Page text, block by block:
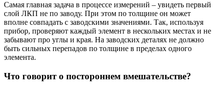
Самая главная задача в процессе измерений – увидеть первый
слой ЛКП не по заводу. При этом по толщине он может
вполне совпадать с заводскими значениями. Так, используя
прибор, проверяют каждый элемент в нескольких местах и не
забывают про углы и края. На заводских деталях не должно
быть сильных перепадов по толщине в пределах одного
элемента.
Что говорит о постороннем вмешательстве?